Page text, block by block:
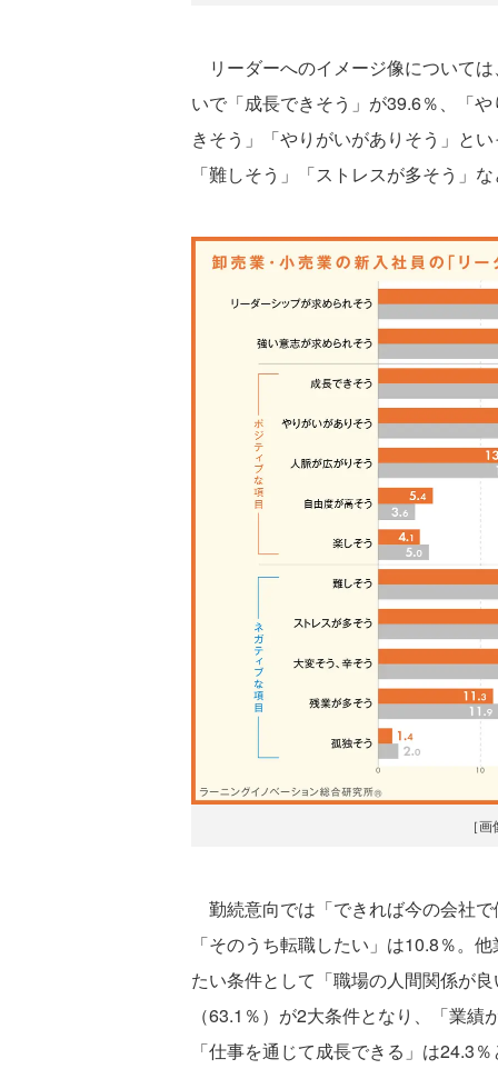
リーダーへのイメージ像について
いで「成長できそう」が39.6％、「
きそう」「やりがいがありそう」と
「難しそう」「ストレスが多そう」
［
勤続意向では「できれば今の会社
「そのうち転職したい」は10.8％。
たい条件として「職場の人間関係が
（63.1％）が2大条件となり、「業
「仕事を通じて成長できる」は24.3